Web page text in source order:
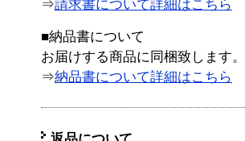
⇒請求書について詳細はこちら
■納品書について
お届けする商品に同梱致します。
⇒納品書について詳細はこちら